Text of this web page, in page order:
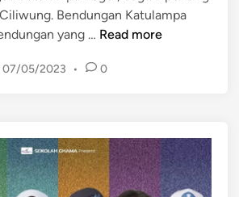
Bendungan Katulampa
yang … S
J
H
B
E
Read more
07/05/2023 • 0